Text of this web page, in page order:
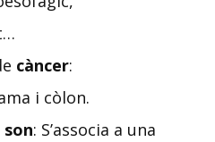
càncer:
i còlon.
: S’associa a una